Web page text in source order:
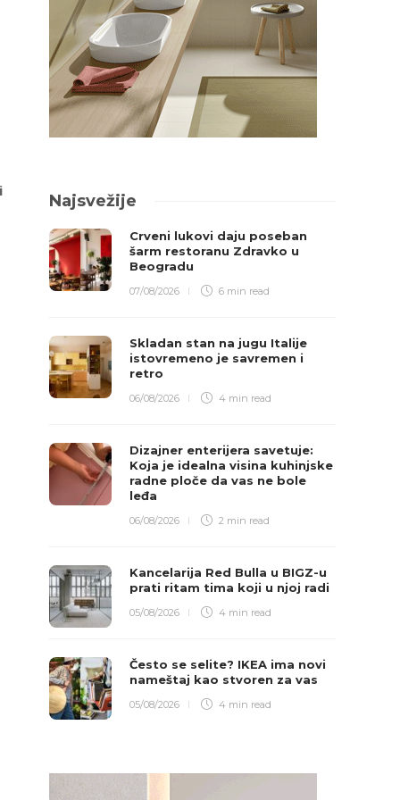
Najsvežije
Crveni lukovi daju poseban
šarm restoranu Zdravko u
Beogradu
07/08/2026 6 min read
Skladan stan na jugu Italije
istovremeno je savremen i
retro
06/08/2026 4 min read
Dizajner enterijera savetuje:
Koja je idealna visina kuhinjske
radne ploče da vas ne bole
leđa
06/08/2026 2 min read
Kancelarija Red Bulla u BIGZ-u
prati ritam tima koji u njoj radi
05/08/2026 4 min read
Često se selite? IKEA ima novi
nameštaj kao stvoren za vas
05/08/2026 4 min read